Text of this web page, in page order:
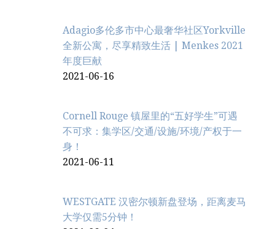
Adagio多伦多市中心最奢华社区Yorkville
全新公寓，尽享精致生活 | Menkes 2021
年度巨献
2021-06-16
Cornell Rouge 镇屋里的“五好学生”可遇
不可求：集学区/交通/设施/环境/产权于一
身！
2021-06-11
WESTGATE 汉密尔顿新盘登场，距离麦马
大学仅需5分钟！